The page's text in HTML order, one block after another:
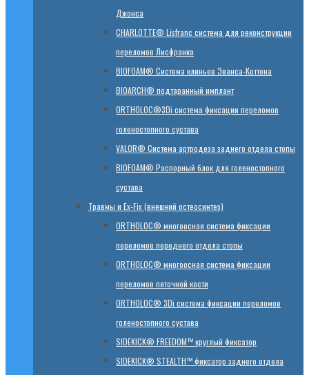
Джонса
CHARLOTTE® Lisfranc система для реконструкции
переломов Лисфранка
BIOFOAM® Система клиньев Эванса-Коттона
BIOARCH® подтаранный имплант
ORTHOLOC®3Di система фиксации переломов
голеностопного сустава
VALOR® Система артродеза заднего отдела стопы
BIOFOAM® Распорный блок для голеностопного
сустава
Травмы и Ex-Fix (внешний остеосинтез)
ORTHOLOC® многоосная система фиксации
переломов переднего отдела стопы
ORTHOLOC® многоосная система фиксации
переломов пяточной кости
ORTHOLOC® 3Di система фиксации переломов
голеностопного сустава
SIDEKICK® FREEDOM™ круглый фиксатор
SIDEKICK® STEALTH™ фиксатор заднего отдела